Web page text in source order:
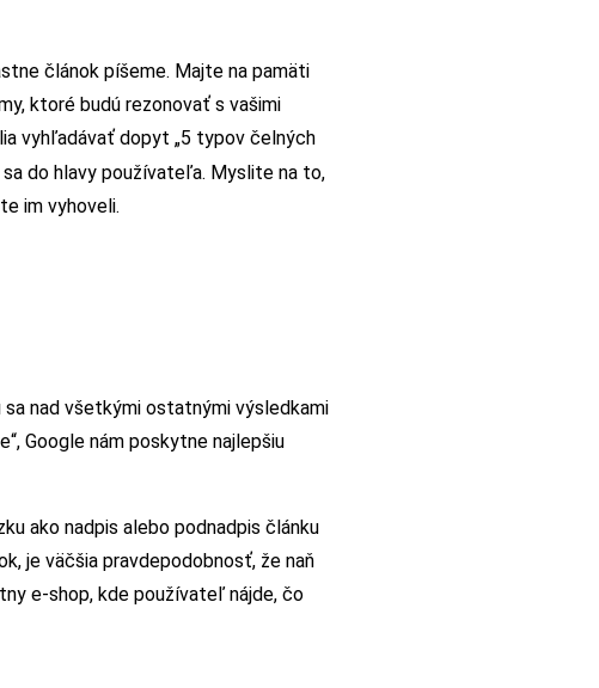
článok píšeme. Majte na pamäti
ktoré budú rezonovať s vašimi
vyhľadávať dopyt „5 typov čelných
do hlavy používateľa. Myslite na to,
im vyhoveli.
nad všetkými ostatnými výsledkami
Google nám poskytne najlepšiu
ako nadpis alebo podnadpis článku
je väčšia pravdepodobnosť, že naň
e-shop, kde používateľ nájde, čo